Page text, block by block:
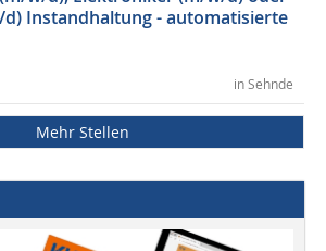
Instandhaltung - automatisierte
in Sehnde
Mehr Stellen